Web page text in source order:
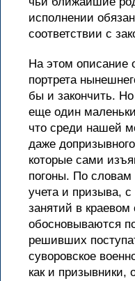
исполнении
соответствии с
На этом описание
портрета
бы и закончить.
еще один
что среди нашей
даже
которые сами
погоны. По словам
учета и призыва,
занятий в краевом
обосновываются
решивших
суворовское
как и призывники,